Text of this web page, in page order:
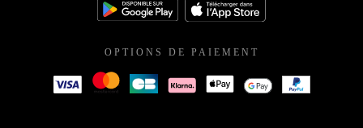
OPTIONS DE PAIEMENT